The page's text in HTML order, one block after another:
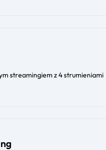
streamingiem z 4 strumieniami